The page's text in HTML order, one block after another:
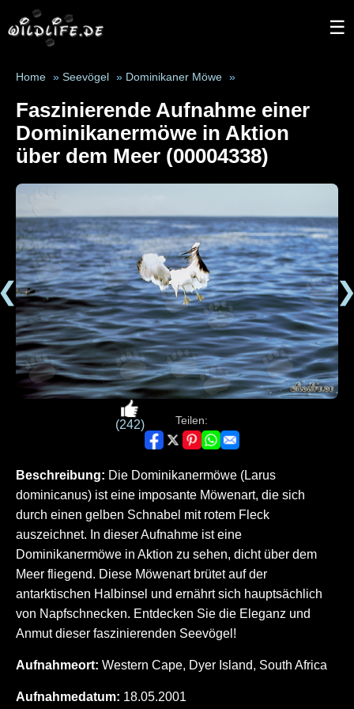
☰
Home » Seevögel » Dominikaner Möwe »
Faszinierende Aufnahme einer
Dominikanermöwe in Aktion
über dem Meer (00004338)
(242) Teilen:
Beschreibung: Die Dominikanermöwe (Larus
dominicanus) ist eine imposante Möwenart, die sich
durch einen gelben Schnabel mit rotem Fleck
auszeichnet. In dieser Aufnahme ist eine
Dominikanermöwe in Aktion zu sehen, dicht über dem
Meer fliegend. Diese Möwenart brütet auf der
antarktischen Halbinsel und ernährt sich hauptsächlich
von Napfschnecken. Entdecken Sie die Eleganz und
Anmut dieser faszinierenden Seevögel!
Aufnahmeort: Western Cape, Dyer Island, South Africa
Aufnahmedatum: 18.05.2001